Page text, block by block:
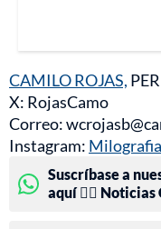
CAMILO ROJAS,
X: RojasCamo
Correo:
Instagram:
Suscríbase a
aquí 👉🏻